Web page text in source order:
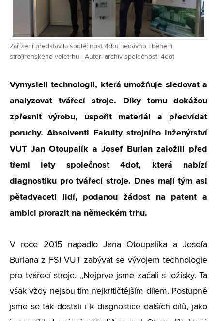
Zařízení představila společnost 4dot nedávno i během
strojírenského veletrhu | Autor: archiv společnosti 4dot
Vymysleli technologii, která umožňuje sledovat a
analyzovat tvářecí stroje. Díky tomu dokážou
zpřesnit výrobu, uspořit materiál a předvídat
poruchy. Absolventi Fakulty strojního inženýrství
VUT Jan Otoupalík a Josef Burian založili před
třemi lety společnost 4dot, která nabízí
diagnostiku pro tvářecí stroje. Dnes mají tým asi
pětadvaceti lidí, podanou žádost na patent a
ambici prorazit na německém trhu.
V roce 2015 napadlo Jana Otoupalíka a Josefa
Buriana z FSI VUT zabývat se vývojem technologie
pro tvářecí stroje. „Nejprve jsme začali s ložisky. Ta
však vždy nejsou tím nejkritičtějším dílem. Postupně
jsme se tak dostali i k diagnostice dalších dílů, jako